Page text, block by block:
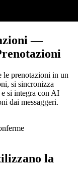
—
le prenotazioni in un
si sincronizza
si integra con AI
dai messaggeri.
la